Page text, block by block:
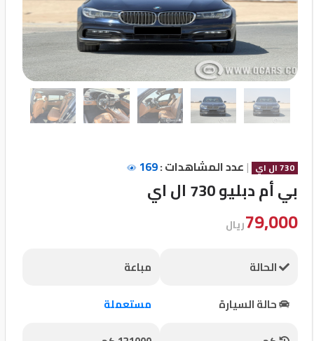
تسجيل
الدخول
English
مستثمري
المعارض
730 ال اي | عدد المشاهدات :169
بي أم دبليو 730 ال اي
79,000ريال
الحالة
مباعة
حالة السيارة
مستعملة